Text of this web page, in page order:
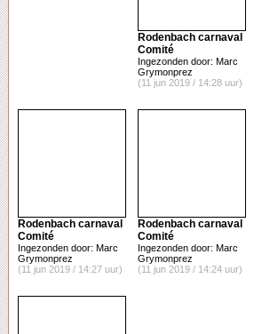
Rodenbach carnaval
Comité
Ingezonden door: Marc
Grymonprez
(11 jun 2019 / 14:28 uur)
Rodenbach carnaval
Comité
Ingezonden door: Marc
Grymonprez
(11 jun 2019 / 14:27 uur)
Rodenbach carnaval
Comité
Ingezonden door: Marc
Grymonprez
(11 jun 2019 / 14:24 uur)